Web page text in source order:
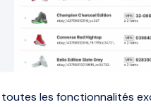
les fonctionnalités